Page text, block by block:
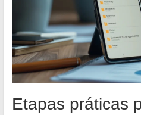
Etapas práticas